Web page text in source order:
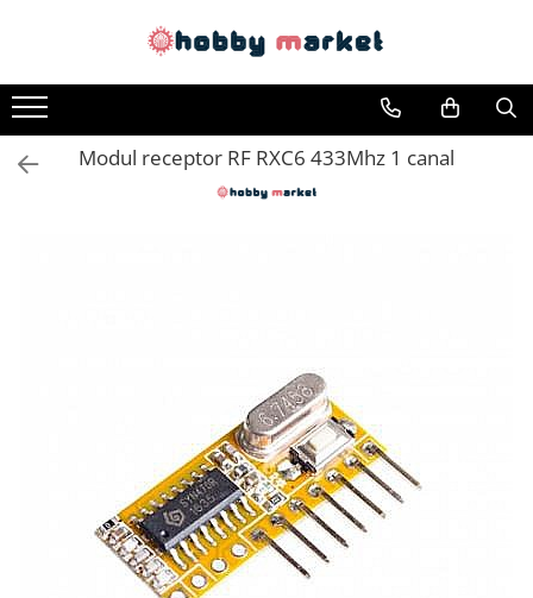
PET-G
Piese si componente imprimante
Piese electrice si electronice
Piese mecanice
Pat printare
Cap printare
Modul receptor RF RXC6 433Mhz 1 canal